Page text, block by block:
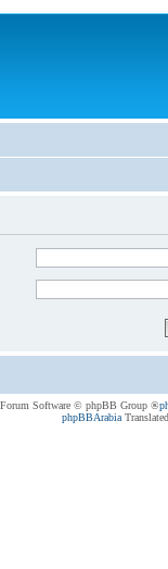
® Forum Software © phpBB Group
phpBBArabia